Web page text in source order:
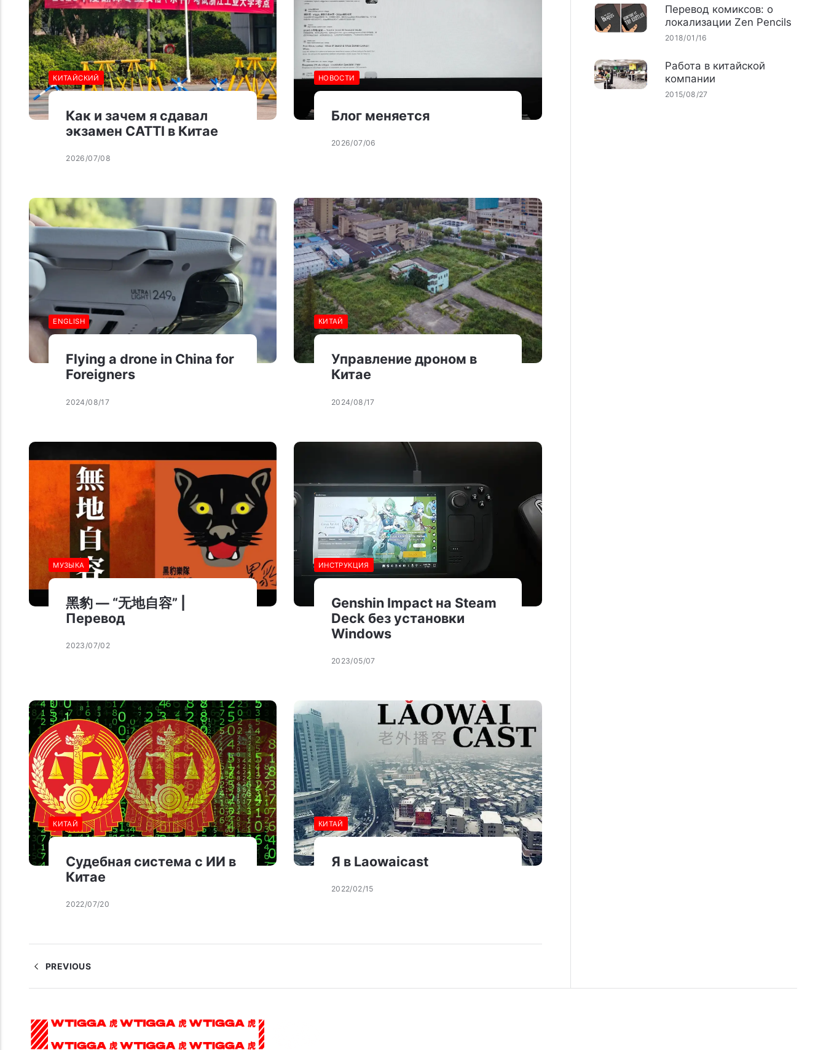
Как и зачем я сдавал
экзамен CATTI в Китае
2026/07/08
КИТАЙСКИЙ
Блог меняется
2026/07/06
НОВОСТИ
Flying a drone in China for
Foreigners
2024/08/17
ENGLISH
Управление дроном в
Китае
2024/08/17
КИТАЙ
黑豹 — “无地自容” |
Перевод
2023/07/02
МУЗЫКА
Genshin Impact на Steam
Deck без установки
Windows
2023/05/07
ИНСТРУКЦИЯ
Судебная система с ИИ в
Китае
2022/07/20
КИТАЙ
Я в Laowaicast
2022/02/15
КИТАЙ
PREVIOUS
Перевод комиксов: о
локализации Zen Pencils
2018/01/16
Работа в китайской
компании
2015/08/27